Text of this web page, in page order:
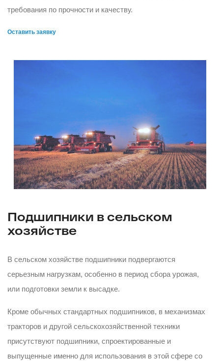
требования по прочности и качеству.
Оставить заявку
Подшипники в сельском
хозяйстве
В сельском хозяйстве подшипники подвергаются
серьезным нагрузкам, особенно в период сбора урожая,
или подготовки земли к высадке.
Кроме обычных стандартных подшипников, в механизмах
тракторов и другой сельскохозяйственной техники
присутствуют подшипники, спроектированные и
выпущенные именно для использования в этой сфере со